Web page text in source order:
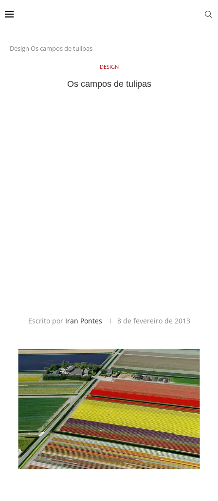
Design Os campos de tulipas
DESIGN
Os campos de tulipas
Escrito por Iran Pontes 8 de fevereiro de 2013